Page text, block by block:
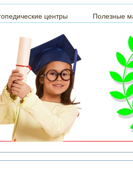
центры Полезные